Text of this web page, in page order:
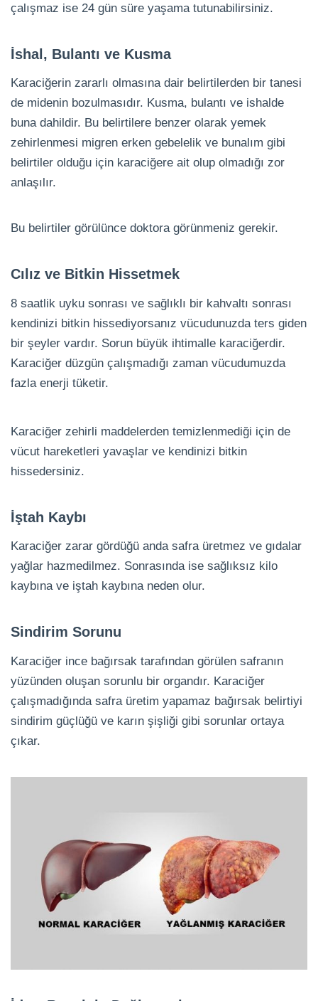
çalışmaz ise 24 gün süre yaşama tutunabilirsiniz.
İshal, Bulantı ve Kusma
Karaciğerin zararlı olmasına dair belirtilerden bir tanesi
de midenin bozulmasıdır. Kusma, bulantı ve ishalde
buna dahildir. Bu belirtilere benzer olarak yemek
zehirlenmesi migren erken gebelelik ve bunalım gibi
belirtiler olduğu için karaciğere ait olup olmadığı zor
anlaşılır.
Bu belirtiler görülünce doktora görünmeniz gerekir.
Cılız ve Bitkin Hissetmek
8 saatlik uyku sonrası ve sağlıklı bir kahvaltı sonrası
kendinizi bitkin hissediyorsanız vücudunuzda ters giden
bir şeyler vardır. Sorun büyük ihtimalle karaciğerdir.
Karaciğer düzgün çalışmadığı zaman vücudumuzda
fazla enerji tüketir.
Karaciğer zehirli maddelerden temizlenmediği için de
vücut hareketleri yavaşlar ve kendinizi bitkin
hissedersiniz.
İştah Kaybı
Karaciğer zarar gördüğü anda safra üretmez ve gıdalar
yağlar hazmedilmez. Sonrasında ise sağlıksız kilo
kaybına ve iştah kaybına neden olur.
Sindirim Sorunu
Karaciğer ince bağırsak tarafından görülen safranın
yüzünden oluşan sorunlu bir organdır. Karaciğer
çalışmadığında safra üretim yapamaz bağırsak belirtiyi
sindirim güçlüğü ve karın şişliği gibi sorunlar ortaya
çıkar.